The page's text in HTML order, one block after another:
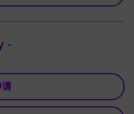
-
请